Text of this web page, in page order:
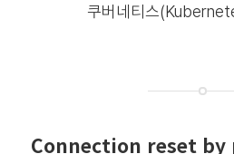
쿠버네티스
Connection reset by